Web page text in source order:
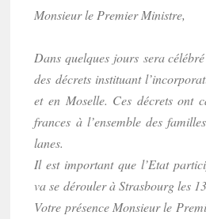
Monsieur le Premier Ministre,
Dans quelques jours sera
des décrets insti­tuant
et en Moselle. Ces décrets ont
frances à l’en­semble des
lanes.
Il est impor­tant que l’Etat
va se dérou­lerà Stras­bourg les
Votre présence Monsieur le